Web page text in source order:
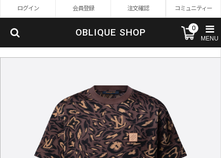
ログイン 会員登録 注文確認 コミュニティー
OBLIQUE SHOP 0
MENU